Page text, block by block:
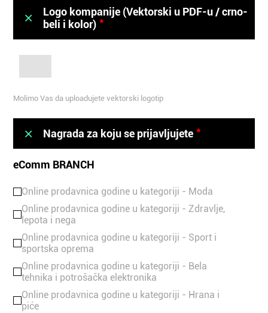
Logo kompanije (Vektorski u PDF-u / crno-
beli i kolor) *
uploadujete
logotip
Molimo Vas da uploadujete vektorski logotip
Nagrada za koju se prijavljujete *
eComm BRANCH
Online prodavnica godine u kategoriji - Moda
Online prodavnica godine u kategoriji - Zdravlje,
lepota i nega
Online prodavnica godine u kategoriji - Sport i
sportska oprema
Online prodavnica godine u kategoriji - Bela
tehnika i potrošačka elektronika
Online prodavnica godine u kategoriji - Hrana i
piće